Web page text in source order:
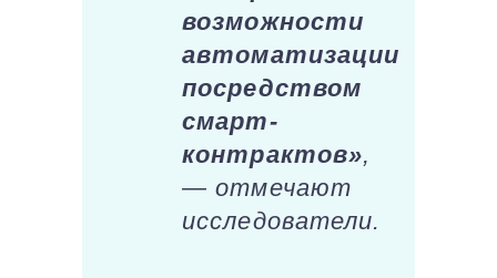
возможности
автоматизации
посредством
смарт-
контрактов»,
— отмечают
исследователи.